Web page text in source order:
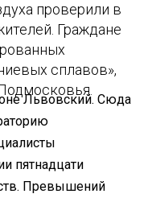
проверили в
Граждане
сплавов»,
Львовский. Сюда
пятнадцати
Превышений